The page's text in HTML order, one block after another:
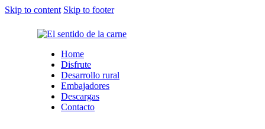
Skip to content Skip to footer
Home
Disfrute
Desarrollo rural
Embajadores
Descargas
Contacto